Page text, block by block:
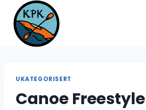
content
UKATEGORISERT
Canoe Freestyle